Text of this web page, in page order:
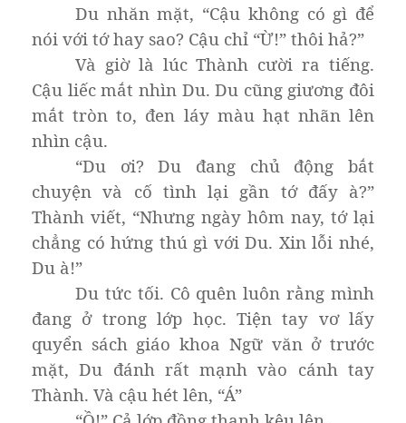
Du nhăn mặt, “Cậu không có gì để
nói với tớ hay sao? Cậu chỉ “Ừ!” thôi hả?”
Và giờ là lúc Thành cười ra tiếng.
Cậu liếc mắt nhìn Du. Du cũng giương đôi
mắt tròn to, đen láy màu hạt nhãn lên
nhìn cậu.
“Du ơi? Du đang chủ động bắt
chuyện và cố tình lại gần tớ đấy à?”
Thành viết, “Nhưng ngày hôm nay, tớ lại
chẳng có hứng thú gì với Du. Xin lỗi nhé,
Du à!”
Du tức tối. Cô quên luôn rằng mình
đang ở trong lớp học. Tiện tay vơ lấy
quyển sách giáo khoa Ngữ văn ở trước
mặt, Du đánh rất mạnh vào cánh tay
Thành. Và cậu hét lên, “Á”